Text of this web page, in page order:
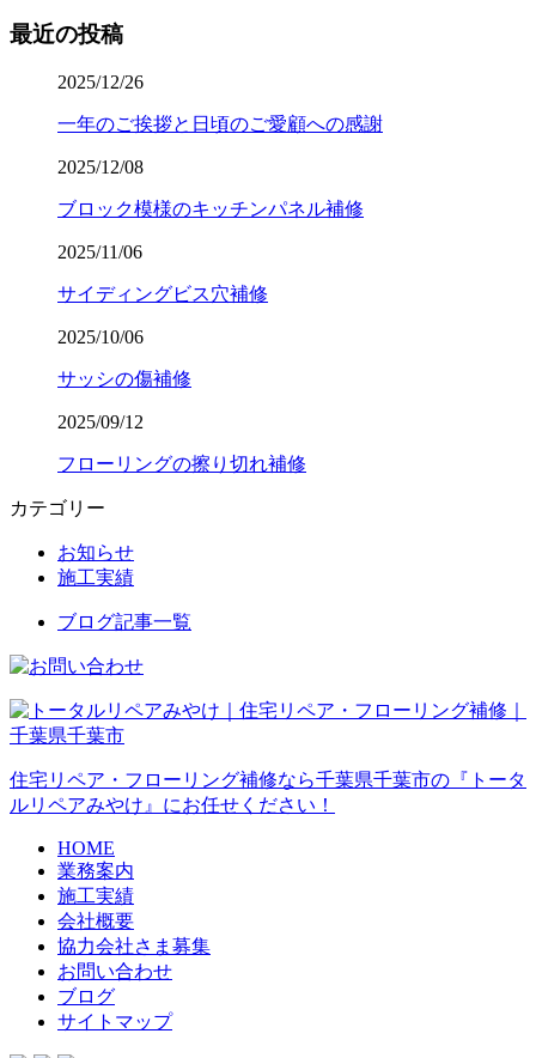
最近の投稿
2025/12/26
一年のご挨拶と日頃のご愛顧への感謝
2025/12/08
ブロック模様のキッチンパネル補修
2025/11/06
サイディングビス穴補修
2025/10/06
サッシの傷補修
2025/09/12
フローリングの擦り切れ補修
カテゴリー
お知らせ
施工実績
ブログ記事一覧
住宅リペア・フローリング補修なら千葉県千葉市の『トータ
ルリペアみやけ』にお任せください！
HOME
業務案内
施工実績
会社概要
協力会社さま募集
お問い合わせ
ブログ
サイトマップ